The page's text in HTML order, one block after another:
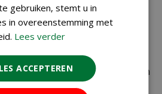
€ 4,99 verzendkosten
en producten die buiten de
worden in de laatste stap van
gebruiken, stemt u in
in overeenstemming met
Lees verder
ACCEPTEREN